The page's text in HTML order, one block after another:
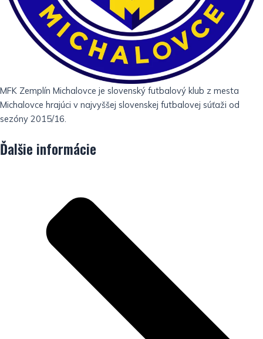
MFK Zemplín Michalovce je slovenský futbalový klub z mesta
Michalovce hrajúci v najvyššej slovenskej futbalovej súťaži od
sezóny 2015/16.
Ďalšie informácie